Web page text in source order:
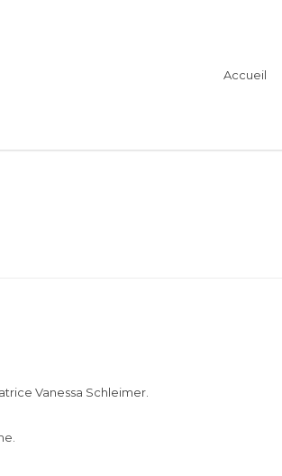
Accueil
Vanessa Schleimer.